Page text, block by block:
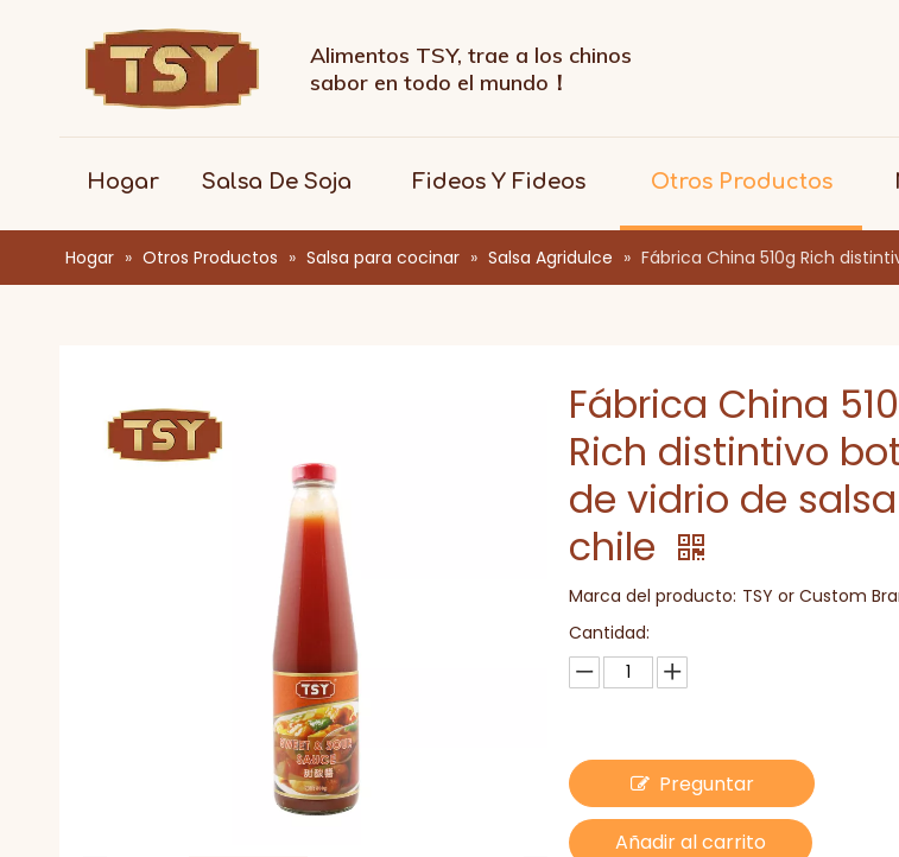
Alimentos TSY, trae a los chinos
sabor en todo el mundo！
Hogar Salsa De Soja Fideos Y Fideos Otros Productos
Hogar » Otros Productos » Salsa para cocinar » Salsa Agridulce » Fábrica China 510g Rich
Fábrica China
Rich distintivo
de vidrio de
chile
Marca del producto: TSY or Custom
Cantidad:
Preguntar
Añadir al carrito